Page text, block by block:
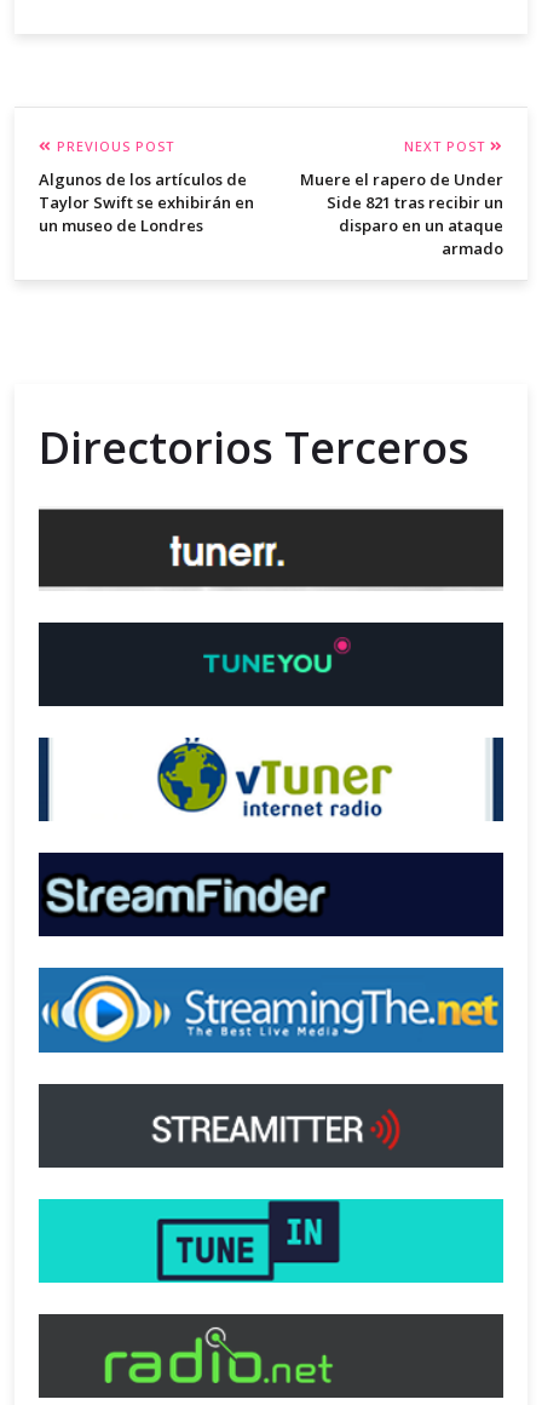
PREVIOUS POST
Algunos de los artículos de
Taylor Swift se exhibirán en
un museo de Londres
NEXT POST
Muere el rapero de Under
Side 821 tras recibir un
disparo en un ataque
armado
Directorios Terceros